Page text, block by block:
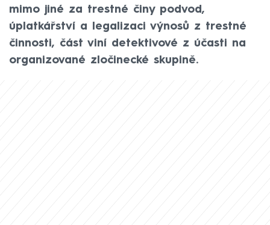
mimo jiné za trestné činy podvod,
úplatkářství a legalizaci výnosů z trestné
činnosti, část viní detektivové z účasti na
organizované zločinecké skupině.